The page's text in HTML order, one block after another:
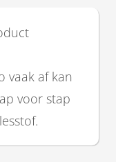
vaak af kan
voor stap